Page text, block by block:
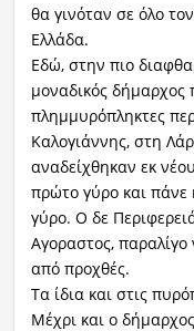
Αθλητικά
Κόσμος
Ραδιόφωνο
Εκπομπές
Πολιτισμός
θα γινόταν σε όλο
Ελλάδα.
Εδώ, στην πιο
μοναδικός δήμαρχος
πλημμυρόπληκτες
Καλογιάννης, στη
αναδείχθηκαν εκ
πρώτο γύρο και πάνε
γύρο. Ο δε
Αγοραστος,
από προχθές.
Τα ίδια και στις
Μέχρι και ο